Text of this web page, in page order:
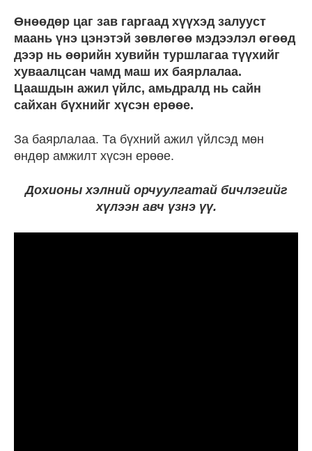
Өнөөдөр цаг зав гаргаад хүүхэд залууст
маань үнэ цэнэтэй зөвлөгөө мэдээлэл өгөөд
дээр нь өөрийн хувийн туршлагаа түүхийг
хуваалцсан чамд маш их баярлалаа.
Цаашдын ажил үйлс, амьдралд нь сайн
сайхан бүхнийг хүсэн ерөөе.
За баярлалаа. Та бүхний ажил үйлсэд мөн
өндөр амжилт хүсэн ерөөе.
Дохионы хэлний орчуулгатай бичлэгийг
хүлээн авч үзнэ үү.